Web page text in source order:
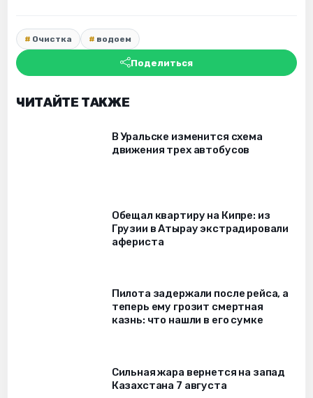
Очистка водоем
Поделиться
ЧИТАЙТЕ ТАКЖЕ
В Уральске изменится схема
движения трех автобусов
Обещал квартиру на Кипре: из
Грузии в Атырау экстрадировали
афериста
Пилота задержали после рейса, а
теперь ему грозит смертная
казнь: что нашли в его сумке
Сильная жара вернется на запад
Казахстана 7 августа